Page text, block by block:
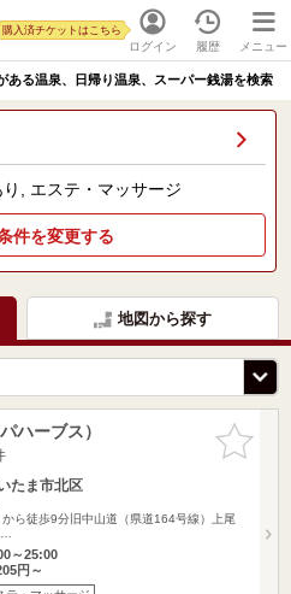
ログイン
購入済チケットはこちら
履歴 メニュー
ある温泉、日帰り温泉、スーパー銭湯を検索
, エステ・マッサージ
件を変更する
地図から探す
お気に入
りに追加
ハーブス）
たま市北区
ら徒歩9分旧中山道（県道164号線）上尾
～25:00
円～